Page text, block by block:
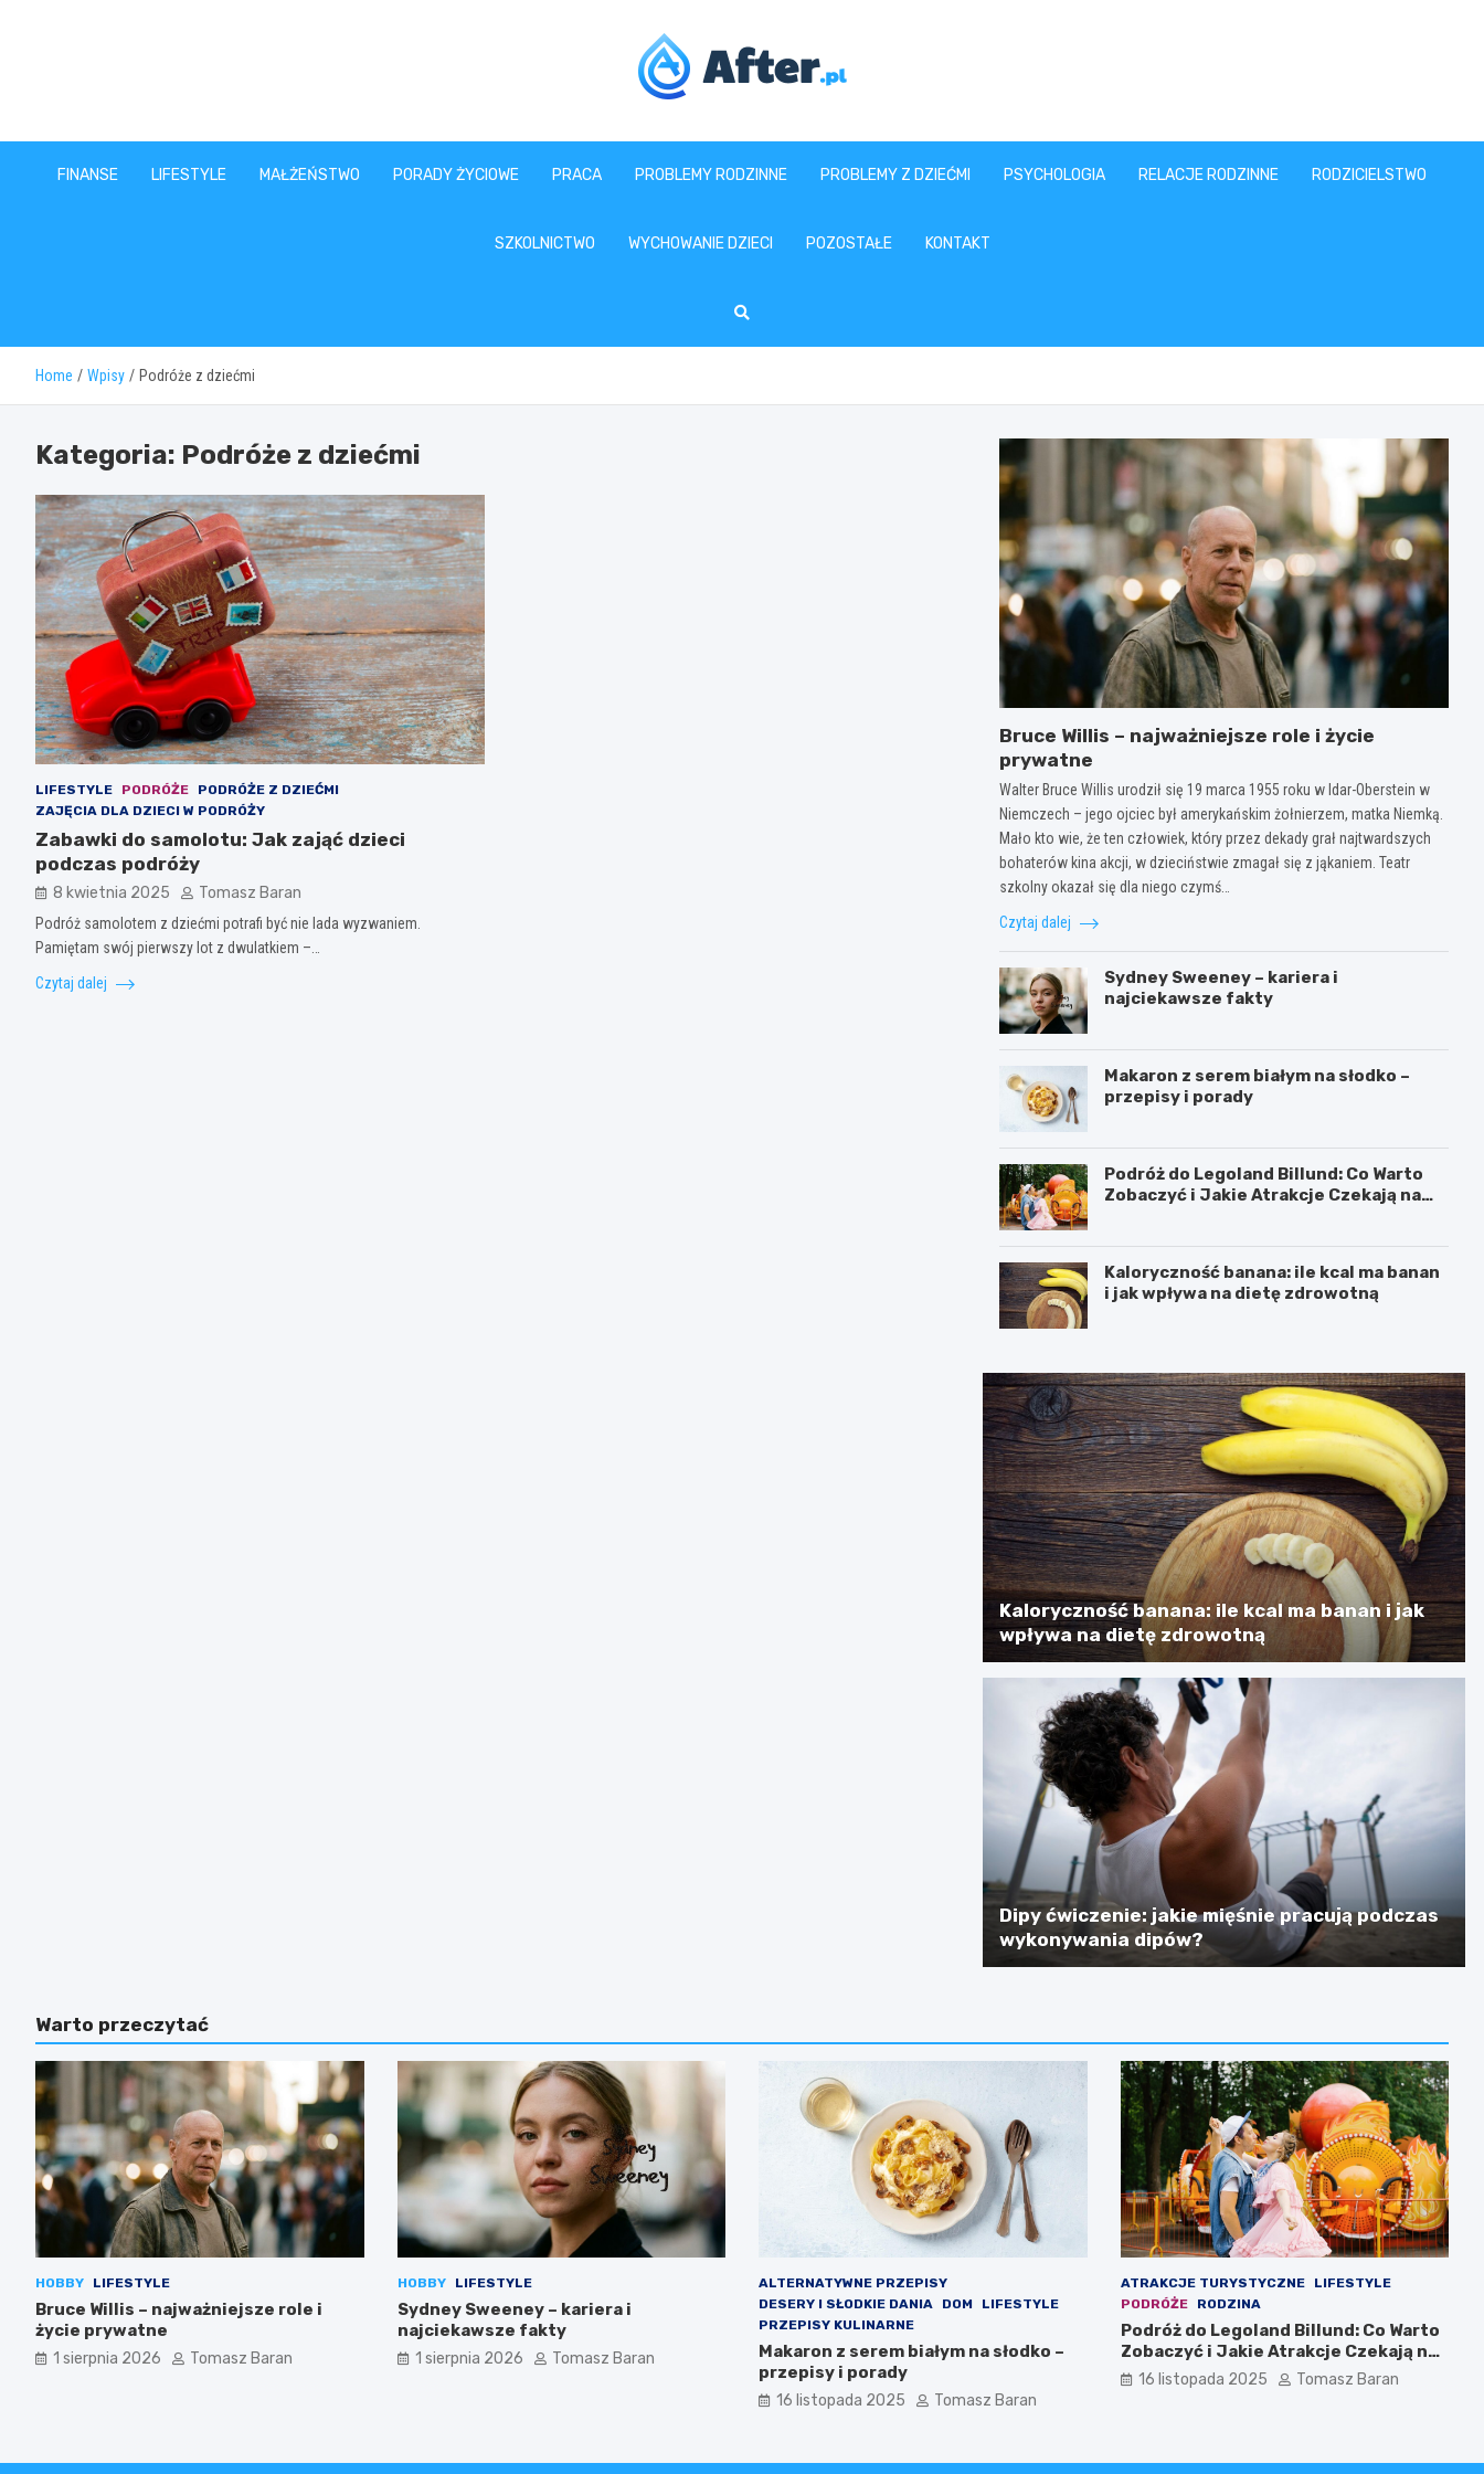
www.after.pl
FINANSE LIFESTYLE MAŁŻEŃSTWO PORADY ŻYCIOWE PRACA PROBLEMY RODZINNE PROBLEMY Z DZIEĆMI PSYCHOLOGIA RELACJE RODZINNE RODZICIELSTWO
SZKOLNICTWO WYCHOWANIE DZIECI POZOSTAŁE KONTAKT
Home Wpisy Podróże z dziećmi
Kategoria: Podróże z dziećmi
LIFESTYLE PODRÓŻE
PODRÓŻE Z DZIEĆMI
ZAJĘCIA DLA DZIECI W PODRÓŻY
Zabawki do samolotu: Jak zająć dzieci
podczas podróży
8 kwietnia 2025 Tomasz Baran
Podróż samolotem z dziećmi potrafi być nie lada wyzwaniem.
Pamiętam swój pierwszy lot z dwulatkiem –…
Czytaj dalej
Bruce Willis – najważniejsze role i życie
prywatne
Walter Bruce Willis urodził się 19 marca 1955 roku w Idar-Oberstein w
Niemczech – jego ojciec był amerykańskim żołnierzem, matka Niemką.
Mało kto wie, że ten człowiek, który przez dekady grał najtwardszych
bohaterów kina akcji, w dzieciństwie zmagał się z jąkaniem. Teatr
szkolny okazał się dla niego czymś…
Czytaj dalej
Sydney Sweeney – kariera i
najciekawsze fakty
Makaron z serem białym na słodko –
przepisy i porady
Podróż do Legoland Billund: Co Warto
Zobaczyć i Jakie Atrakcje Czekają na
Kaloryczność banana: ile kcal ma banan
i jak wpływa na dietę zdrowotną
Kaloryczność banana: ile kcal ma banan i jak
wpływa na dietę zdrowotną
Dipy ćwiczenie: jakie mięśnie pracują podczas
wykonywania dipów?
Warto przeczytać
HOBBY LIFESTYLE
Bruce Willis – najważniejsze role i
życie prywatne
1 sierpnia 2026 Tomasz Baran
HOBBY LIFESTYLE
Sydney Sweeney – kariera i
najciekawsze fakty
1 sierpnia 2026 Tomasz Baran
ALTERNATYWNE PRZEPISY
DESERY I SŁODKIE DANIA
DOM
LIFESTYLE
PRZEPISY KULINARNE
Makaron z serem białym na słodko –
przepisy i porady
16 listopada 2025 Tomasz Baran
ATRAKCJE TURYSTYCZNE
LIFESTYLE
PODRÓŻE
RODZINA
Podróż do Legoland Billund: Co Warto
Zobaczyć i Jakie Atrakcje Czekają na
Całą Rodzinę
16 listopada 2025 Tomasz Baran